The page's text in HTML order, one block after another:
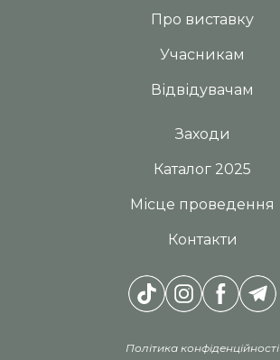
Про виставку
Учасникам
Відвідувачам
Заходи
Каталог 2025
Місце проведення
Контакти
Політика конфіденційності